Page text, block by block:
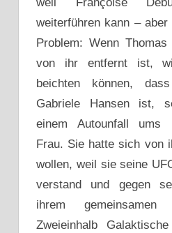
weiterführen kann –
Problem: Wenn
von ihr entfernt ist,
beichten können,
Gabriele Hansen ist,
einem Autounfall ums
Frau. Sie hatte sich von
wollen, weil sie seine
verstand und gegen
ihrem gemeinsamen
Zweieinhalb